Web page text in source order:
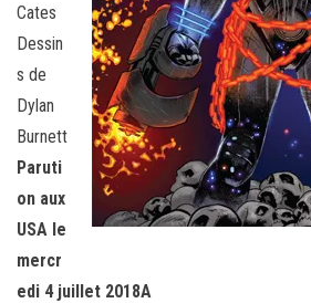
Cates
Dessin
s de
Dylan
Burnett
Paruti
on aux
USA le
mercr
edi 4 juillet 2018A